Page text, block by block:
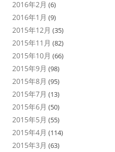
2016年2月 (6)
2016年1月 (9)
2015年12月 (35)
2015年11月 (82)
2015年10月 (66)
2015年9月 (98)
2015年8月 (95)
2015年7月 (13)
2015年6月 (50)
2015年5月 (55)
2015年4月 (114)
2015年3月 (63)